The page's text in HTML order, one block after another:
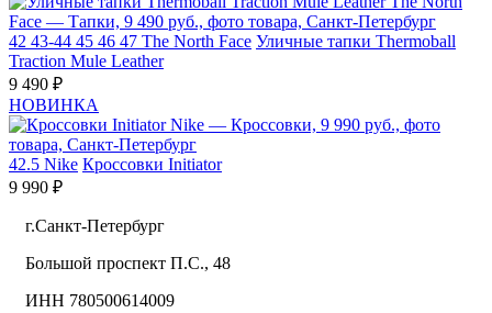
42 43-44 45 46 47 The North Face Уличные тапки Thermoball
Traction Mule Leather
9 490 ₽
НОВИНКА
42.5 Nike Кроссовки Initiator
9 990 ₽
г.Санкт-Петербург
Большой проспект П.С., 48
ИНН 780500614009